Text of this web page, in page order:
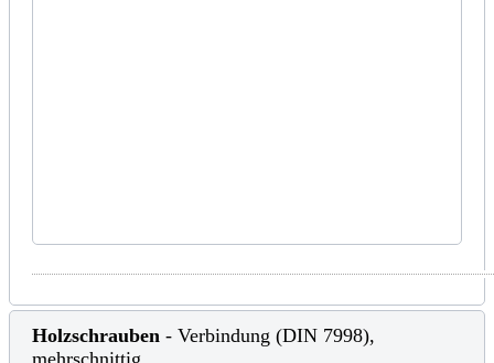
Holzschrauben - Verbindung (DIN 7998),